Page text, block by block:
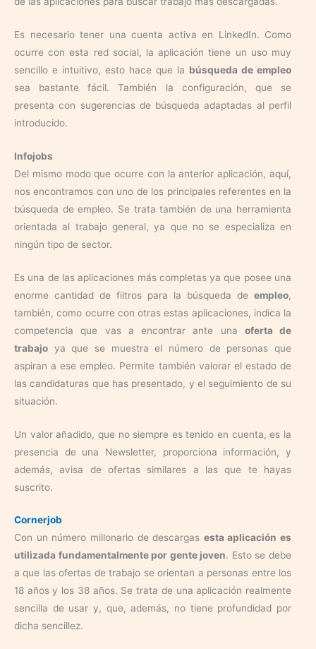
Es necesario tener una cuenta activa en LinkedIn. Como
ocurre con esta red social, la aplicación tiene un uso muy
sencillo e intuitivo, esto hace que la búsqueda de empleo
sea bastante fácil. También la configuración, que se
presenta con sugerencias de búsqueda adaptadas al perfil
introducido.
Infojobs
Del mismo modo que ocurre con la anterior aplicación, aquí,
nos encontramos con uno de los principales referentes en la
búsqueda de empleo. Se trata también de una herramienta
orientada al trabajo general, ya que no se especializa en
ningún tipo de sector.
Es una de las aplicaciones más completas ya que posee una
enorme cantidad de filtros para la búsqueda de empleo,
también, como ocurre con otras estas aplicaciones, indica la
competencia que vas a encontrar ante una oferta de
trabajo ya que se muestra el número de personas que
aspiran a ese empleo. Permite también valorar el estado de
las candidaturas que has presentado, y el seguimiento de su
situación.
Un valor añadido, que no siempre es tenido en cuenta, es la
presencia de una Newsletter, proporciona información, y
además, avisa de ofertas similares a las que te hayas
suscrito.
Cornerjob
Con un número millonario de descargas esta aplicación es
utilizada fundamentalmente por gente joven. Esto se debe
a que las ofertas de trabajo se orientan a personas entre los
18 años y los 38 años. Se trata de una aplicación realmente
sencilla de usar y, que, además, no tiene profundidad por
dicha sencillez.